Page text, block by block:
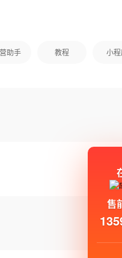
助手 教程 小
售